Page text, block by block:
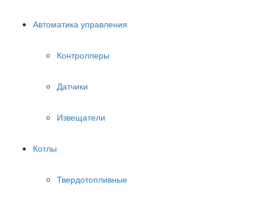
Автоматика управления
Контроллеры
Датчики
Извещатели
Котлы
Твердотопливные